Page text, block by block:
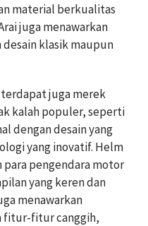
material berkualitas
juga menawarkan
klasik maupun
juga merek
kalah populer, seperti
dengan desain yang
yang inovatif. Helm
para pengendara motor
yang keren dan
menawarkan
fitur-fitur canggih,